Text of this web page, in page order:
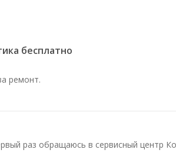
бесплатно
ремонт.
раз обращаюсь в сервисный центр